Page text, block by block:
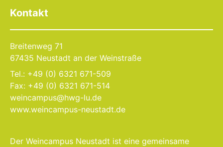
Kontakt
Breitenweg 71
67435 Neustadt an der Weinstraße
Tel.: +49 (0) 6321 671-509
Fax: +49 (0) 6321 671-514
weincampus@hwg-lu.de
www.weincampus-neustadt.de
Der Weincampus Neustadt ist eine gemeinsame